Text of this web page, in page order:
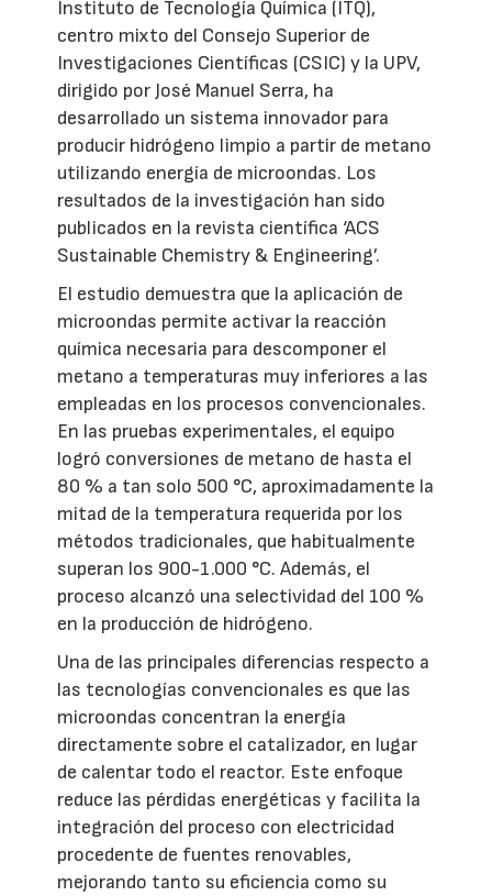
Instituto de Tecnología Química (ITQ),
centro mixto del Consejo Superior de
Investigaciones Científicas (CSIC) y la UPV,
dirigido por José Manuel Serra, ha
desarrollado un sistema innovador para
producir hidrógeno limpio a partir de metano
utilizando energía de microondas. Los
resultados de la investigación han sido
publicados en la revista científica ‘ACS
Sustainable Chemistry & Engineering’.
El estudio demuestra que la aplicación de
microondas permite activar la reacción
química necesaria para descomponer el
metano a temperaturas muy inferiores a las
empleadas en los procesos convencionales.
En las pruebas experimentales, el equipo
logró conversiones de metano de hasta el
80 % a tan solo 500 °C, aproximadamente la
mitad de la temperatura requerida por los
métodos tradicionales, que habitualmente
superan los 900-1.000 °C. Además, el
proceso alcanzó una selectividad del 100 %
en la producción de hidrógeno.
Una de las principales diferencias respecto a
las tecnologías convencionales es que las
microondas concentran la energía
directamente sobre el catalizador, en lugar
de calentar todo el reactor. Este enfoque
reduce las pérdidas energéticas y facilita la
integración del proceso con electricidad
procedente de fuentes renovables,
mejorando tanto su eficiencia como su